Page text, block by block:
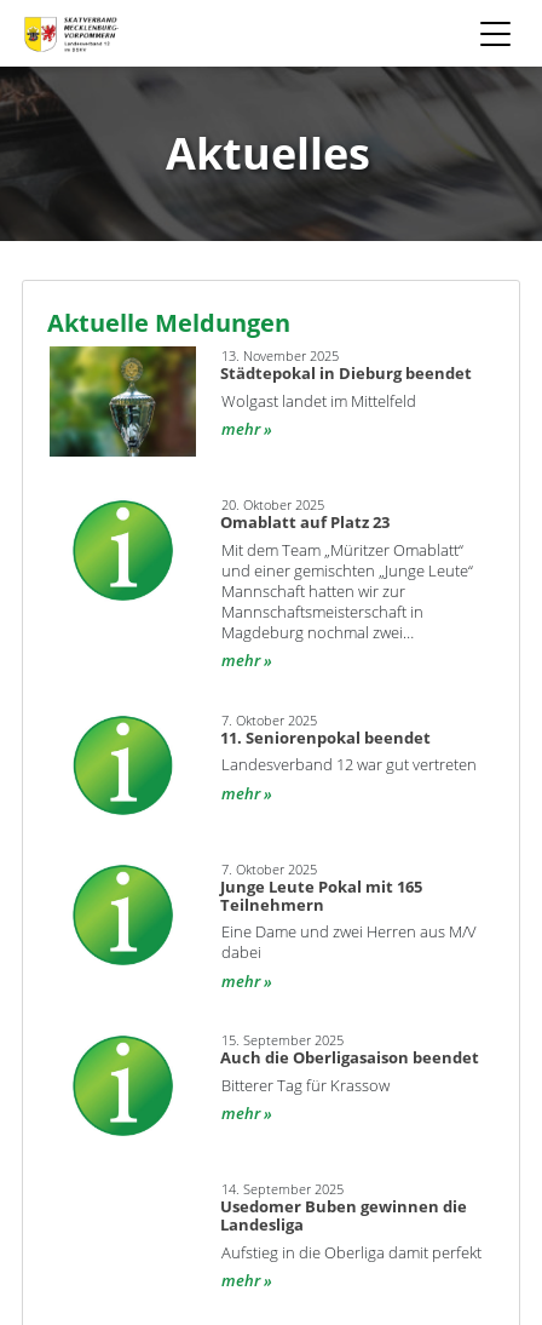
Aktuelles
Aktuelle Meldungen
13. November 2025
Städtepokal in Dieburg beendet
Wolgast landet im Mittelfeld
mehr
20. Oktober 2025
Omablatt auf Platz 23
Mit dem Team „Müritzer Omablatt“
und einer gemischten „Junge Leute“
Mannschaft hatten wir zur
Mannschaftsmeisterschaft in
Magdeburg nochmal zwei…
mehr
7. Oktober 2025
11. Seniorenpokal beendet
Landesverband 12 war gut vertreten
mehr
7. Oktober 2025
Junge Leute Pokal mit 165
Teilnehmern
Eine Dame und zwei Herren aus M/V
dabei
mehr
15. September 2025
Auch die Oberligasaison beendet
Bitterer Tag für Krassow
mehr
14. September 2025
Usedomer Buben gewinnen die
Landesliga
Aufstieg in die Oberliga damit perfekt
mehr